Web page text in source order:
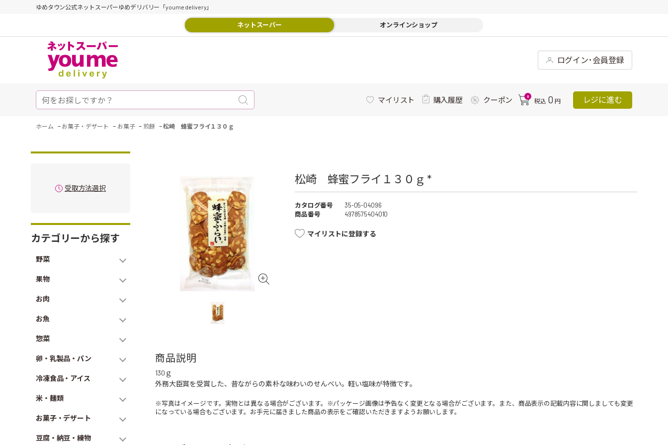
ゆめタウン公式ネットスーパーゆめデリバリー「youme delivery」
ネットスーパー オンラインショップ
ログイン･会員登録
マイリスト 購入履歴 クーポン 0
税込 0 円 レジに進む
ホーム - お菓子・デザート - お菓子 - 煎餅 -松崎 蜂蜜フライ１３０ｇ
受取方法選択
カテゴリーから探す
野菜
果物
お肉
お魚
惣菜
卵・乳製品・パン
冷凍食品・アイス
米・麺類
お菓子・デザート
豆腐・納豆・練物
松崎 蜂蜜フライ１３０ｇ *
カタログ番号
35-05-04096
商品番号
4978575404010
マイリストに登録する
商品説明
130ｇ
外務大臣賞を受賞した、昔ながらの素朴な味わいのせんべい。軽い塩味が特徴です。
※写真はイメージです。実物とは異なる場合がございます。※パッケージ画像は予告なく変更となる場合がございます。また、商品表示の記載内容に関しましても変更
になっている場合もございます。お手元に届きました商品の表示をご確認いただきますようお願いします。